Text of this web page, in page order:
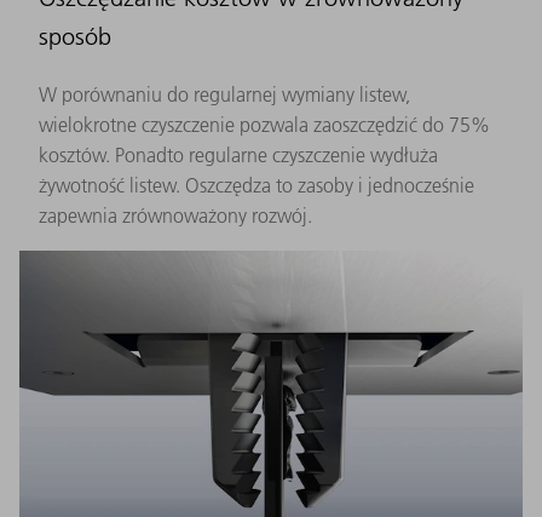
sposób
W porównaniu do regularnej wymiany listew,
wielokrotne czyszczenie pozwala zaoszczędzić do 75%
kosztów. Ponadto regularne czyszczenie wydłuża
żywotność listew. Oszczędza to zasoby i jednocześnie
zapewnia zrównoważony rozwój.